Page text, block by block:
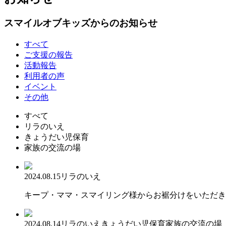
スマイルオブキッズからのお知らせ
すべて
ご支援の報告
活動報告
利用者の声
イベント
その他
すべて
リラのいえ
きょうだい児保育
家族の交流の場
2024.08.15リラのいえ
キープ・ママ・スマイリング様からお裾分けをいただ
2024.08.14リラのいえ きょうだい児保育家族の交流の場